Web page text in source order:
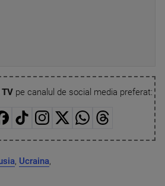
pe canalul de social media preferat:
, Ucraina,